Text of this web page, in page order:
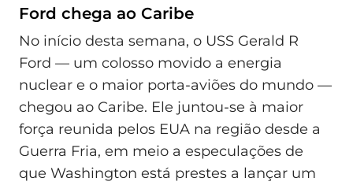
Ford chega ao Caribe
No início desta semana, o USS Gerald R
Ford — um colosso movido a energia
nuclear e o maior porta-aviões do mundo —
chegou ao Caribe. Ele juntou-se à maior
força reunida pelos EUA na região desde a
Guerra Fria, em meio a especulações de
que Washington está prestes a lançar um